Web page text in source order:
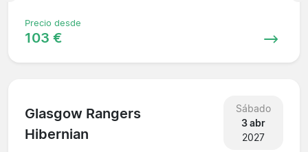
Precio desde
103 €
Glasgow Rangers
Hibernian
Sábado
3 abr
2027